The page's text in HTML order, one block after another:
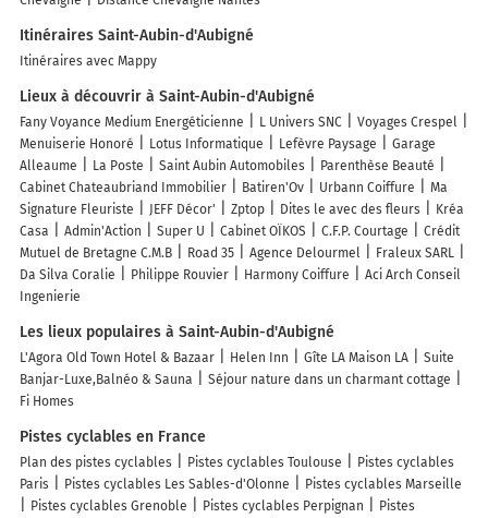
Itinéraires Saint-Aubin-d'Aubigné
Itinéraires avec Mappy
Lieux à découvrir à Saint-Aubin-d'Aubigné
Fany Voyance Medium Energéticienne L Univers SNC
Voyages Crespel
Menuiserie Honoré
Lotus Informatique Lefèvre Paysage
Garage
Alleaume
La Poste Saint Aubin Automobiles
Parenthèse Beauté
Cabinet Chateaubriand Immobilier
Batiren'Ov Urbann Coiffure
Ma
Signature Fleuriste
JEFF Décor' Zptop Dites le avec des fleurs
Kréa
Casa
Admin'Action Super U Cabinet OÏKOS C.F.P. Courtage
Crédit
Mutuel de Bretagne C.M.B
Road 35 Agence Delourmel
Fraleux SARL
Da Silva Coralie
Philippe Rouvier Harmony Coiffure
Aci Arch Conseil
Ingenierie
Les lieux populaires à Saint-Aubin-d'Aubigné
L'Agora Old Town Hotel & Bazaar Helen Inn Gîte LA Maison LA
Suite
Banjar-Luxe,Balnéo & Sauna
Séjour nature dans un charmant cottage
Fi Homes
Pistes cyclables en France
Plan des pistes cyclables Pistes cyclables Toulouse
Pistes cyclables
Paris
Pistes cyclables Les Sables-d'Olonne
Pistes cyclables Marseille
Pistes cyclables Grenoble
Pistes cyclables Perpignan
Pistes